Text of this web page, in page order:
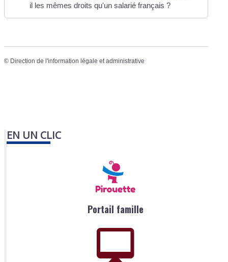
il les mêmes droits qu'un salarié français ?
© Direction de l'information légale et administrative
EN UN CLIC
Portail famille